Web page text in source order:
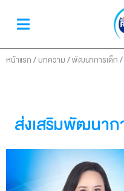
หน้าแรก / บทความ /พัฒนาการเด็ก /
ส่งเสริมพัฒนาก